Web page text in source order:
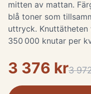
mitten av mattan.
blå toner som
uttryck.
350 000 knutar per
3 376 kr3